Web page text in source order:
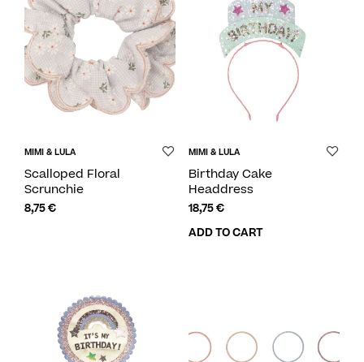
MIMI & LULA
Scalloped Floral
Scrunchie
8,75€
MIMI & LULA
Birthday Cake
Headdress
18,75€
ADD TO CART